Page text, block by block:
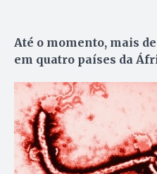
Até o momento, mais
em quatro países da